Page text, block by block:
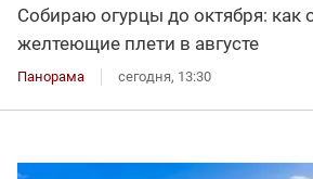
Собираю огурцы до октября: как
желтеющие плети в августе
Панорама сегодня, 13:30